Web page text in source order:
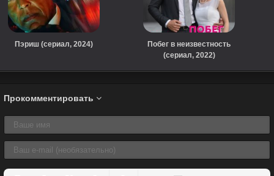
Пэриш (сериал, 2024)
Побег в неизвестность
(сериал, 2022)
Прокомментировать